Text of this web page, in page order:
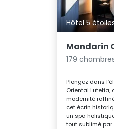
Hôtel 5
Mandarin
179 chambres
Plongez dans
Oriental Lutetia,
modernité
cet écrin
un spa
tout sublimé par